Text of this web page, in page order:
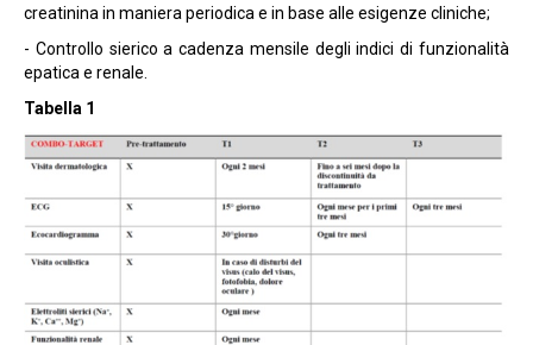
creatinina in maniera periodica e in base alle esigenze cliniche;
- Controllo sierico a cadenza mensile degli indici di funzionalità
epatica e renale.
Tabella 1